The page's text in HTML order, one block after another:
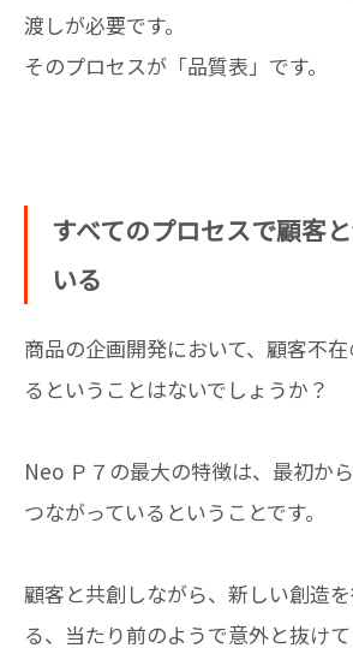
渡しが必要です。
そのプロセスが「品質表」です。
すべてのプロセスで顧客
いる
商品の企画開発において、顧客不
るということはないでしょうか？
Neo Ｐ７の最大の特徴は、最初か
つながっているということです。
顧客と共創しながら、新しい創造
る、当たり前のようで意外と抜け